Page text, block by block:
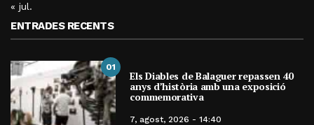
« jul.
ENTRADES RECENTS
01
Els Diables de Balaguer repassen 40
anys d’història amb una exposició
commemorativa
7, agost, 2026 - 14:40